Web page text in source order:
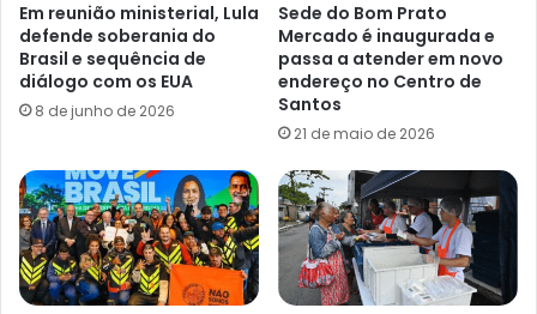
Em reunião ministerial, Lula
defende soberania do
Brasil e sequência de
diálogo com os EUA
8 de junho de 2026
Sede do Bom Prato
Mercado é inaugurada e
passa a atender em novo
endereço no Centro de
Santos
21 de maio de 2026